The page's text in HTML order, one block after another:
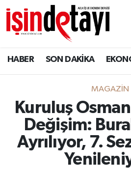
HABER SON DAKİKA
MAGAZİN
Kuruluş
Değişim:
Ayrılıyor, 7.
DÜNYA
Eğitim
ENERJİ HABERİ
GAYRİMENKUL
Nöbetçi Eczaneler
Hava Durumu
İstanbul Namaz Vakitleri
Trafik Durumu
Süper Lig Puan Durumu ve
Tüm Manşetler